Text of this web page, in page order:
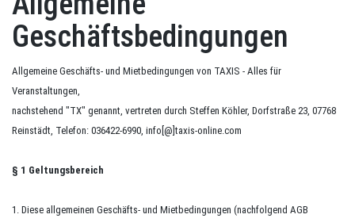
Geschäftsbedingungen
Allgemeine Geschäfts- und Mietbedingungen von TAXIS - Alles für
Veranstaltungen,
nachstehend "TX" genannt, vertreten durch Steffen Köhler, Dorfstraße 23, 07768
Reinstädt, Telefon: 036422-6990, info[@]taxis-online.com
§ 1 Geltungsbereich
1. Diese allgemeinen Geschäfts- und Mietbedingungen (nachfolgend AGB